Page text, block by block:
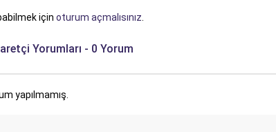
için oturum açmalısınız
Yorumları - 0 Yorum
yapılmamış.